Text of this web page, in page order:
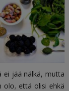
ei jää nälkä, mutta
olo, että olisi ehkä